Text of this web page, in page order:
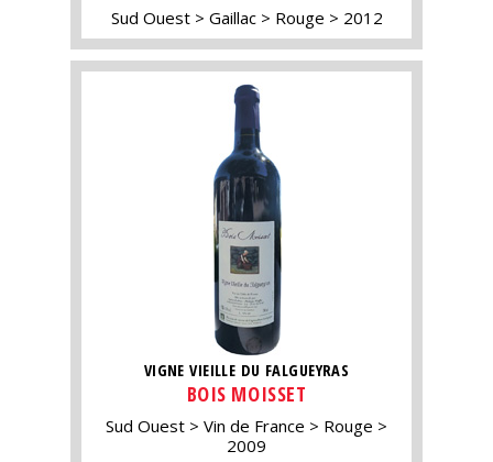
Sud Ouest Gaillac Rouge 2012
VIGNE VIEILLE DU FALGUEYRAS
BOIS MOISSET
Sud Ouest Vin de France
Rouge
2009